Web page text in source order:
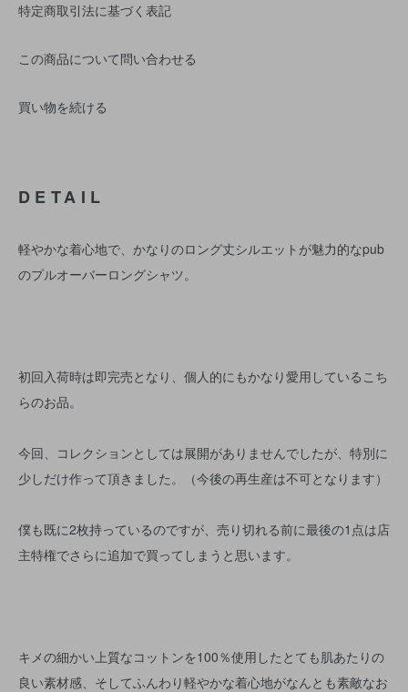
特定商取引法に基づく表記
この商品について問い合わせる
買い物を続ける
DETAIL
軽やかな着心地で、かなりのロング丈シルエットが魅力的なpub
のプルオーバーロングシャツ。
初回入荷時は即完売となり、個人的にもかなり愛用しているこち
らのお品。
今回、コレクションとしては展開がありませんでしたが、特別に
少しだけ作って頂きました。（今後の再生産は不可となります）
僕も既に2枚持っているのですが、売り切れる前に最後の1点は店
主特権でさらに追加で買ってしまうと思います。
キメの細かい上質なコットンを100％使用したとても肌あたりの
良い素材感、そしてふんわり軽やかな着心地がなんとも素敵なお